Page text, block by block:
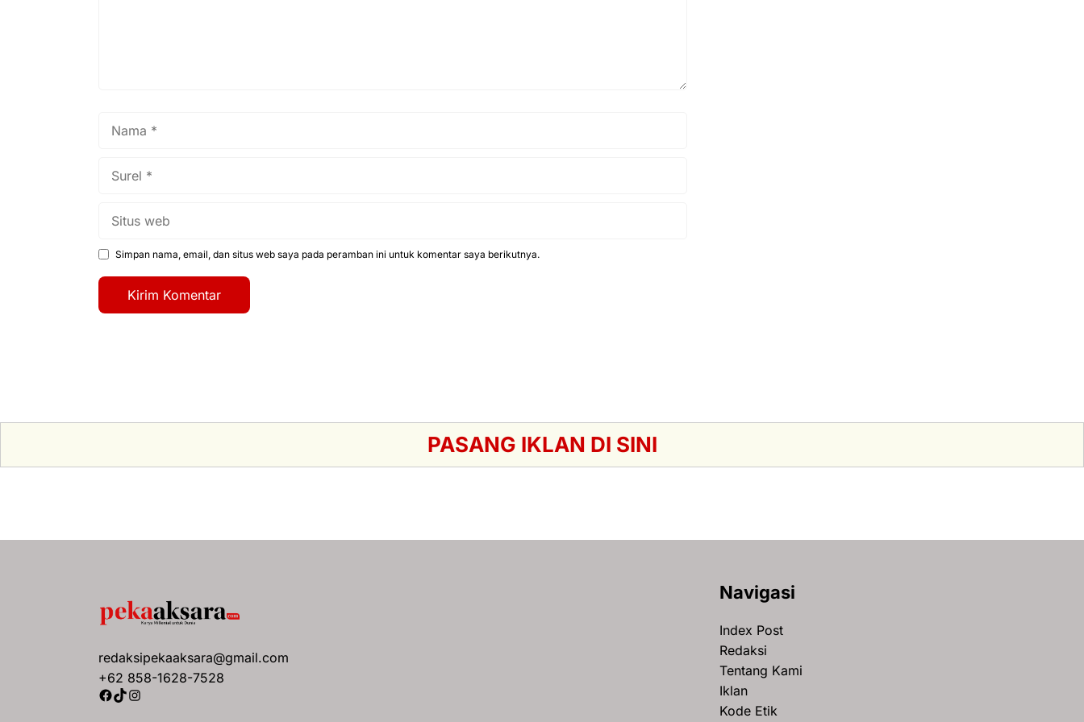
Simpan nama, email, dan situs web saya pada peramban ini untuk komentar saya berikutnya.
PASANG IKLAN DI SINI
redaksipekaaksara@gmail.com
+62 858-1628-7528
Facebook
TikTok
Instagram
Navigasi
Index Post
Redaksi
Tentang Kami
Iklan
Kode Etik